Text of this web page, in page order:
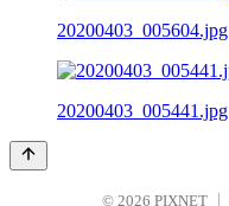
20200403_005604.jpg
20200403_005441.jpg
© 2026 PIXNET